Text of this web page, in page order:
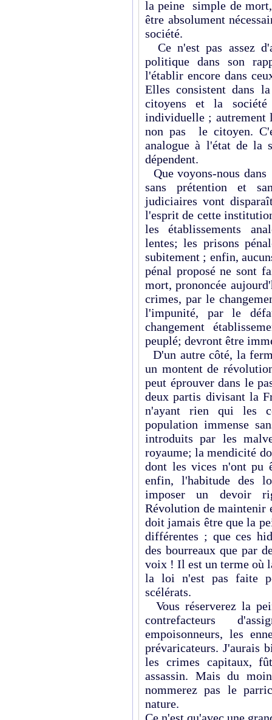
la peine simple de
être absolument
société.
Ce n'est pas assez
politique dans son
l'établir encore dans
Elles consistent dans
citoyens et la
individuelle ; autrement
non pas le citoyen.
analogue à l'état de la
dépendent.
Que voyons-nous
sans prétention et
judiciaires vont
l'esprit de cette
les établissements
lentes; les prisons
subitement ; enfin,
pénal proposé ne sont
mort, prononcée
crimes, par le
l'impunité, par le
changement
peuplé; devront être
D'un autre côté, la
un montent de
peut éprouver dans le
deux partis divisant la
n'ayant rien qui les
population immense
introduits par les
royaume; la mendicité
dont les vices n'ont
enfin, l'habitude des
imposer un devoir
Révolution de maintenir
doit jamais être que la
différentes ; que ces
des bourreaux que par
voix ! Il est un terme où
la loi n'est pas faite
scélérats.
Vous réserverez la
contrefacteurs
empoisonneurs, les
prévaricateurs. J'aurais
les crimes capitaux,
assassin. Mais du
nommerez pas le
nature.
Ce n'est qu'avec une